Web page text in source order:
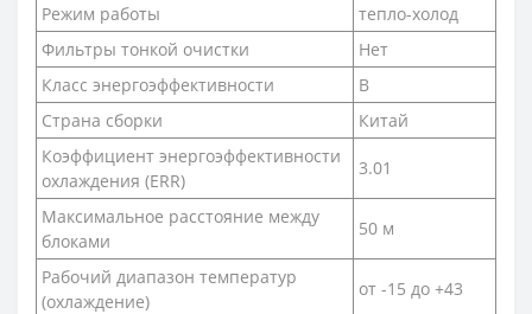
Режим работы
тепло-холод
Фильтры тонкой очистки
Нет
Класс энергоэффективности
B
Страна сборки
Китай
Коэффициент энергоэффективности
охлаждения (ERR)
3.01
Максимальное расстояние между
блоками
50 м
Рабочий диапазон температур
(охлаждение)
от -15 до +43